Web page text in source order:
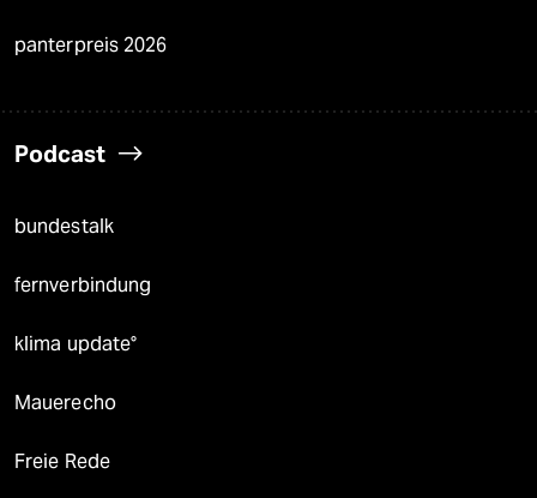
panterpreis 2026
Podcast
bundestalk
fernverbindung
klima update°
Mauerecho
Freie Rede